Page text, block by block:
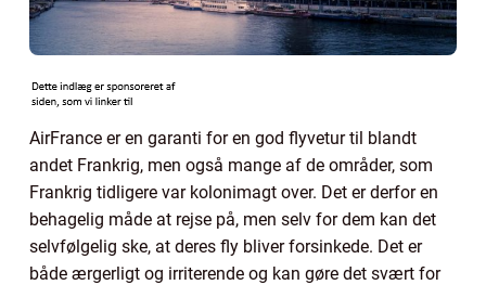
AirFrance er en garanti for en god flyvetur til blandt
andet Frankrig, men også mange af de områder, som
Frankrig tidligere var kolonimagt over. Det er derfor en
behagelig måde at rejse på, men selv for dem kan det
selvfølgelig ske, at deres fly bliver forsinkede. Det er
både ærgerligt og irriterende og kan gøre det svært for